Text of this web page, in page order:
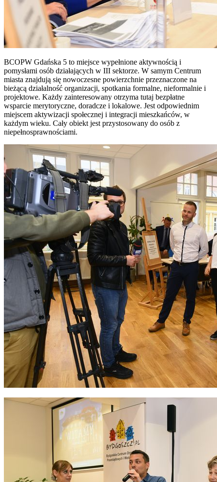
BCOPW Gdańska 5 to miejsce wypełnione aktywnością i
pomysłami osób działających w III sektorze. W samym Centrum
miasta znajdują się nowoczesne powierzchnie przeznaczone na
bieżącą działalność organizacji, spotkania formalne, nieformalnie i
projektowe. Każdy zainteresowany otrzyma tutaj bezpłatne
wsparcie merytoryczne, doradcze i lokalowe. Jest odpowiednim
miejscem aktywizacji społecznej i integracji mieszkańców, w
każdym wieku. Cały obiekt jest przystosowany do osób z
niepełnosprawnościami.